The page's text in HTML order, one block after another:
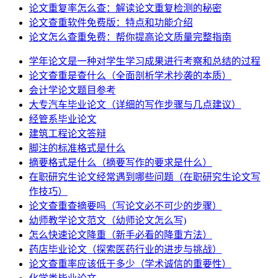
论文重复率怎么查：解读论文重复检测的秘密
论文查重软件免费版：特点和功能介绍
论文怎么查重免费：帮你提高论文质量完整指南
学年论文是一种对学生学习成果进行考察和总结的过程
论文查重是查什么（全面剖析学术抄袭的本质）
会计学论文题目参考
大专汽车毕业论文（详细的写作步骤与几点建议）
经管系毕业论文
建筑工程论文答辩
脚注的标准格式是什么
摘要格式是什么（摘要写作的要求是什么）
在职研究生论文经常遇到哪些问题（在职研究生论文写
作技巧）
论文查重查摘要吗（写论文必不可少的步骤）
幼师教学论文范文（幼师论文怎么写)
怎么快速论文降重（新手必看的降重方法）
药店毕业论文（探索医药行业的进步与挑战）
论文查重率应该低于多少（学术诚信的重要性）